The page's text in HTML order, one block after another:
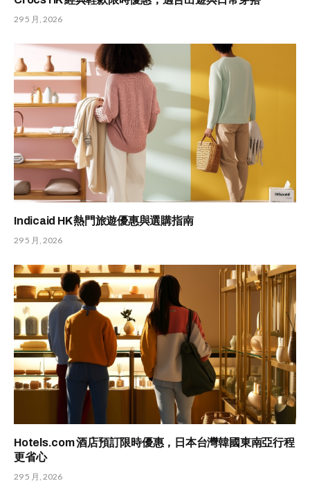
29 5 月, 2026
Indicaid HK 熱門旅遊優惠與選購指南
29 5 月, 2026
Hotels.com 酒店預訂限時優惠，日本台灣韓國東南亞行程
更省心
29 5 月, 2026